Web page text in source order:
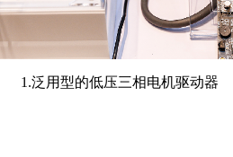
1.泛用型的低压三相电机驱动器